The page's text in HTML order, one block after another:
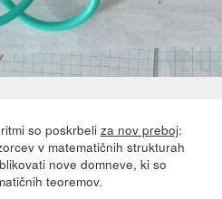
so poskrbeli za nov preboj:
v matematičnih strukturah
nove domneve, ki so
teoremov.